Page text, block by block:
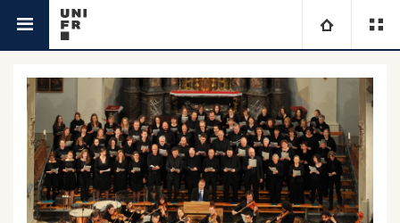
Université
Etudes
Campus
Recherche
Facultés
Théologie
Droit
Vous êtes